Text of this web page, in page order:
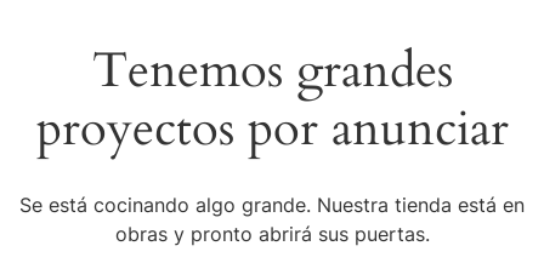
Tenemos grandes
proyectos por anunciar
Se está cocinando algo grande. Nuestra tienda está en
obras y pronto abrirá sus puertas.